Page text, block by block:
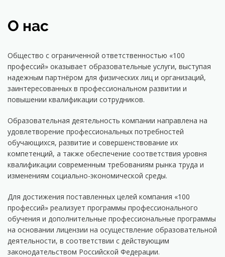
О нас
Общество с ограниченной ответственностью «100
профессий» оказывает образовательные услуги, выступая
надежным партнёром для физических лиц и организаций,
заинтересованных в профессиональном развитии и
повышении квалификации сотрудников.
Образовательная деятельность компании направлена на
удовлетворение профессиональных потребностей
обучающихся, развитие и совершенствование их
компетенций, а также обеспечение соответствия уровня
квалификации современным требованиям рынка труда и
изменениям социально-экономической среды.
Для достижения поставленных целей компания «100
профессий» реализует программы профессионального
обучения и дополнительные профессиональные программы
на основании лицензии на осуществление образовательной
деятельности, в соответствии с действующим
законодательством Российской Федерации.